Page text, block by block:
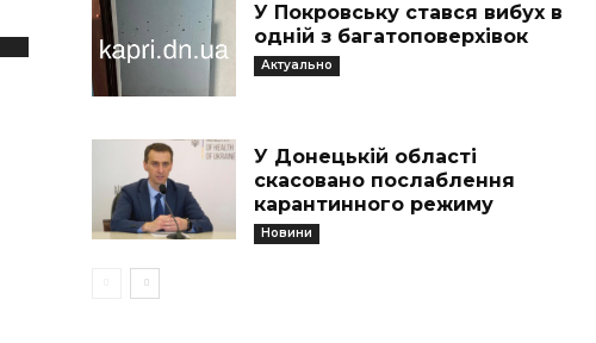
У Покровську стався вибух в
одній з багатоповерхівок
Актуально
У Донецькій області
скасовано послаблення
карантинного режиму
Новини